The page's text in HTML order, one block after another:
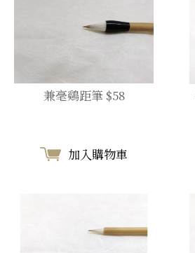
兼毫鷄距筆 $58
加入購物車